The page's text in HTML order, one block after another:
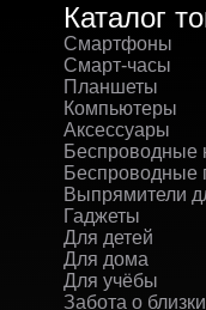
Каталог
Смартфоны
Смарт-часы
Планшеты
Компьютеры
Аксессуары
Беспроводные
Беспроводные
Выпрямители
Гаджеты
Для детей
Для дома
Для учёбы
Забота о